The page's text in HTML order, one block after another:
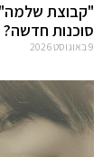
סוכנות חדשה?
9 באוגוסט 2026